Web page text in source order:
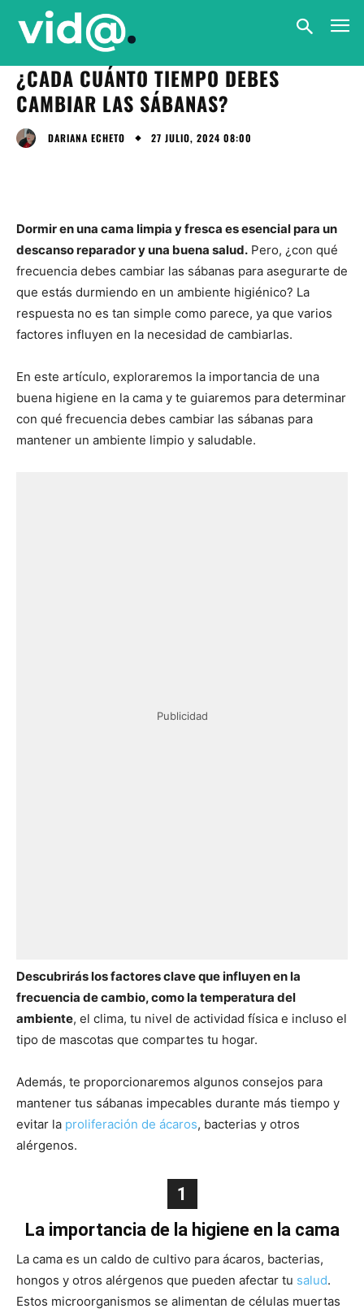
¿CADA CUÁNTO TIEMPO DEBES
CAMBIAR LAS SÁBANAS?
DARIANA ECHETO 27 JULIO, 2024 08:00
Dormir en una cama limpia y fresca es esencial para un
descanso reparador y una buena salud. Pero, ¿con qué
frecuencia debes cambiar las sábanas para asegurarte de
que estás durmiendo en un ambiente higiénico? La
respuesta no es tan simple como parece, ya que varios
factores influyen en la necesidad de cambiarlas.
En este artículo, exploraremos la importancia de una
buena higiene en la cama y te guiaremos para determinar
con qué frecuencia debes cambiar las sábanas para
mantener un ambiente limpio y saludable.
Publicidad
Descubrirás los factores clave que influyen en la
frecuencia de cambio, como la temperatura del
ambiente, el clima, tu nivel de actividad física e incluso el
tipo de mascotas que compartes tu hogar.
Además, te proporcionaremos algunos consejos para
mantener tus sábanas impecables durante más tiempo y
evitar la proliferación de ácaros, bacterias y otros
alérgenos.
1
La importancia de la higiene en la cama
La cama es un caldo de cultivo para ácaros, bacterias,
hongos y otros alérgenos que pueden afectar tu salud.
Estos microorganismos se alimentan de células muertas